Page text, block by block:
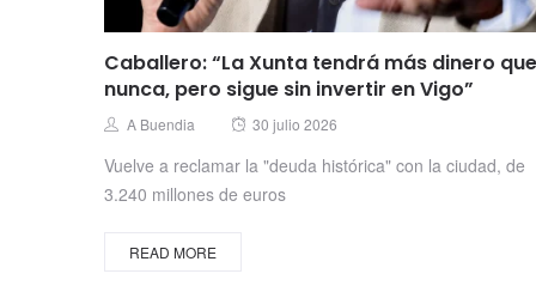
Caballero: “La Xunta tendrá más dinero que
nunca, pero sigue sin invertir en Vigo”
Author
A Buendia
Posted
30 julio 2026
Vuelve a reclamar la "deuda histórica" con la ciudad, de
3.240 millones de euros
READ MORE